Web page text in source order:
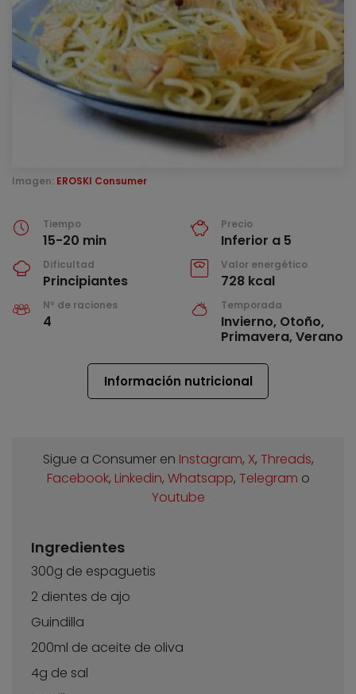
Imagen: EROSKI Consumer
Tiempo
15-20 min
Precio
Inferior a 5
Dificultad
Principiantes
Valor energético
728 kcal
Nº de raciones
4
Temporada
Invierno, Otoño,
Primavera, Verano
Información nutricional
Sigue a Consumer en Instagram, X, Threads,
Facebook, Linkedin, Whatsapp, Telegram o
Youtube
Ingredientes
300g de espaguetis
2 dientes de ajo
Guindilla
200ml de aceite de oliva
4g de sal